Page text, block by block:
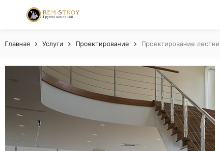
Главная Услуги Проектирование Проектирование